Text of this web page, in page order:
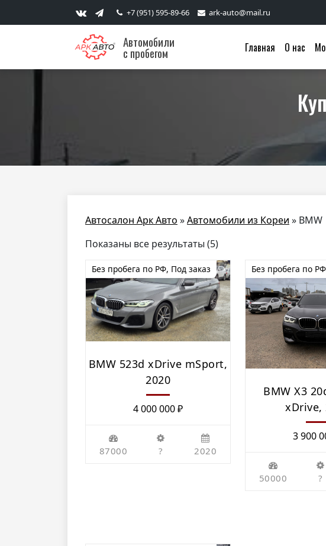
+7 (951) 595-89-66 ark-auto@mail.ru
Автомобили
с пробегом Главная О нас
Автосалон Арк Авто »Автомобили из Кореи » BMW
Показаны все результаты (5)
Без пробега по РФ, Под заказ
BMW 523d xDrive mSport,
2020
4 000 000₽
87000 ? 2020
Без пробега по РФ
BMW Х3
xDrive,
3 900
50000 ?